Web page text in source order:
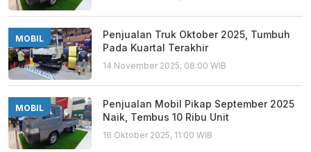
MOBIL
Penjualan Truk Oktober 2025, Tumbuh
Pada Kuartal Terakhir
14 November 2025, 08:00 WIB
MOBIL
Penjualan Mobil Pikap September 2025
Naik, Tembus 10 Ribu Unit
16 Oktober 2025, 11:00 WIB